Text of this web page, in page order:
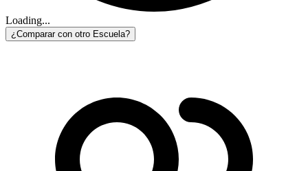
Loading...
¿Comparar con otro Escuela?